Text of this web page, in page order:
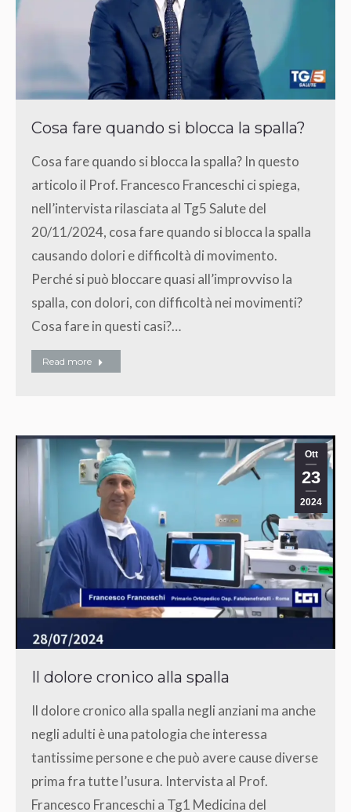
Cosa fare quando si blocca la spalla?
Cosa fare quando si blocca la spalla? In questo
articolo il Prof. Francesco Franceschi ci spiega,
nell’intervista rilasciata al Tg5 Salute del
20/11/2024, cosa fare quando si blocca la spalla
causando dolori e difficoltà di movimento.
Perché si può bloccare quasi all’improvviso la
spalla, con dolori, con difficoltà nei movimenti?
Cosa fare in questi casi?…
Read more
Ott
23
2024
Il dolore cronico alla spalla
Il dolore cronico alla spalla negli anziani ma anche
negli adulti è una patologia che interessa
tantissime persone e che può avere cause diverse
prima fra tutte l’usura. Intervista al Prof.
Francesco Franceschi a Tg1 Medicina del